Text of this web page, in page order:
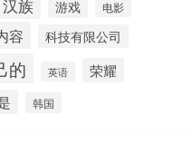
汉族 游戏 电影
容 科技有限公司
的 英语 荣耀
韩国